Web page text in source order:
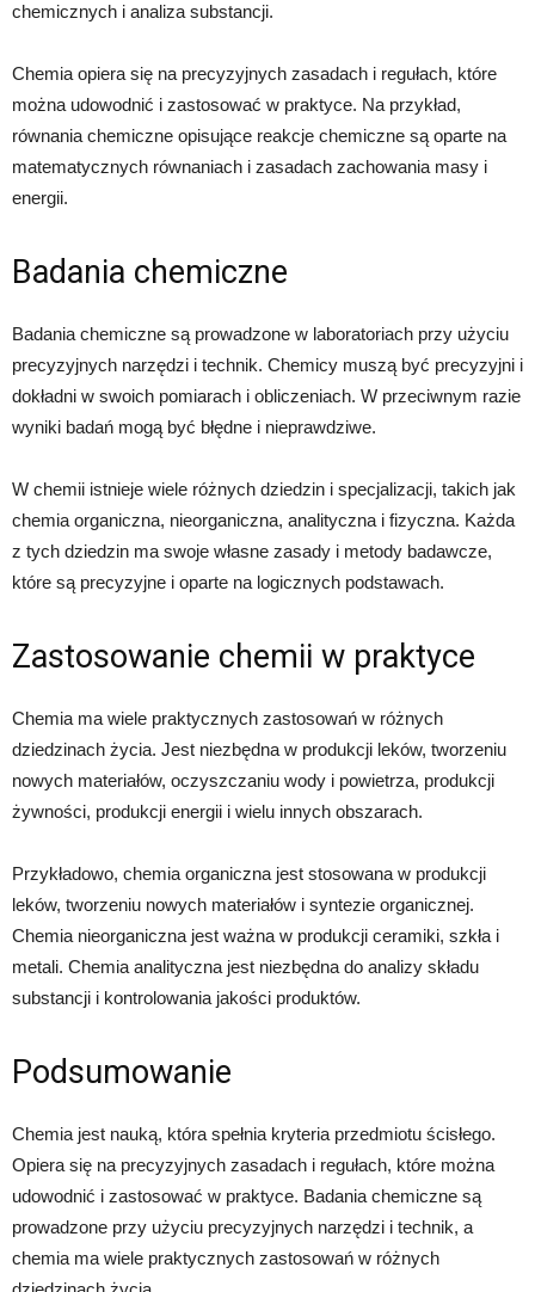
chemicznych i analiza substancji.
Chemia opiera się na precyzyjnych zasadach i regułach, które
można udowodnić i zastosować w praktyce. Na przykład,
równania chemiczne opisujące reakcje chemiczne są oparte na
matematycznych równaniach i zasadach zachowania masy i
energii.
Badania chemiczne
Badania chemiczne są prowadzone w laboratoriach przy użyciu
precyzyjnych narzędzi i technik. Chemicy muszą być precyzyjni i
dokładni w swoich pomiarach i obliczeniach. W przeciwnym razie
wyniki badań mogą być błędne i nieprawdziwe.
W chemii istnieje wiele różnych dziedzin i specjalizacji, takich jak
chemia organiczna, nieorganiczna, analityczna i fizyczna. Każda
z tych dziedzin ma swoje własne zasady i metody badawcze,
które są precyzyjne i oparte na logicznych podstawach.
Zastosowanie chemii w praktyce
Chemia ma wiele praktycznych zastosowań w różnych
dziedzinach życia. Jest niezbędna w produkcji leków, tworzeniu
nowych materiałów, oczyszczaniu wody i powietrza, produkcji
żywności, produkcji energii i wielu innych obszarach.
Przykładowo, chemia organiczna jest stosowana w produkcji
leków, tworzeniu nowych materiałów i syntezie organicznej.
Chemia nieorganiczna jest ważna w produkcji ceramiki, szkła i
metali. Chemia analityczna jest niezbędna do analizy składu
substancji i kontrolowania jakości produktów.
Podsumowanie
Chemia jest nauką, która spełnia kryteria przedmiotu ścisłego.
Opiera się na precyzyjnych zasadach i regułach, które można
udowodnić i zastosować w praktyce. Badania chemiczne są
prowadzone przy użyciu precyzyjnych narzędzi i technik, a
chemia ma wiele praktycznych zastosowań w różnych